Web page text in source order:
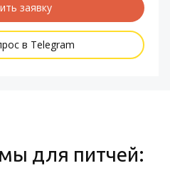
заявку
в Telegram
для питчей: